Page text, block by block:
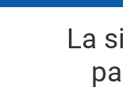
La